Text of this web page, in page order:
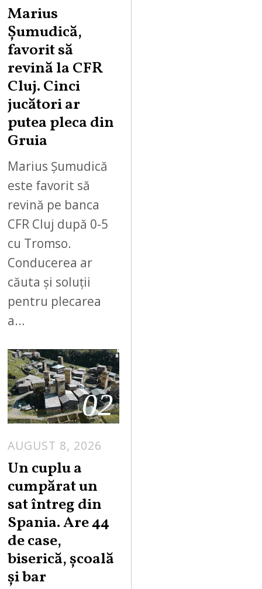
Marius
Șumudică,
favorit să
revină la CFR
Cluj. Cinci
jucători ar
putea pleca din
Gruia
Marius Șumudică
este favorit să
revină pe banca
CFR Cluj după 0-5
cu Tromso.
Conducerea ar
căuta și soluții
pentru plecarea
a…
02
AUGUST 8, 2026
Un cuplu a
cumpărat un
sat întreg din
Spania. Are 44
de case,
biserică, școală
și bar